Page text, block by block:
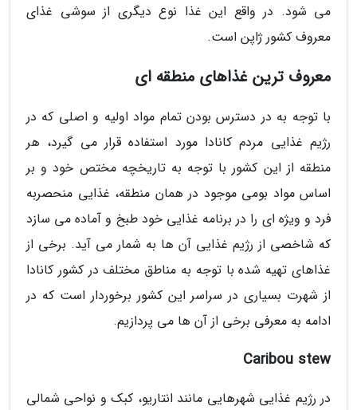
می شود. در واقع این غذا نوع دیگری از سوشی غذای
معروف کشور ژاپن است.
معروف ترین غذاهای منطقه ای
با توجه به در دسترس بودن تمام مواد اولیه و اصلی که در
رژیم غذایی مردم کانادا مورد استفاده قرار می گیرد، هر
منطقه از این کشور با توجه به تاریخچه مختص خود و بر
اساس مواد بومی موجود در همان منطقه، غذایی منحصربه
فرد و ویژه ای را در برنامه غذایی خود طبخ و آماده می سازد
که شاخصی از رژیم غذایی آن ها به شمار می آید. برخی از
غذاهای تهیه شده با توجه به مناطق مختلف در کشور کانادا
از شهرت بسیاری در سراسر این کشور برخوردار است که در
ادامه به معرفی برخی از آن ها می پردازیم.
Caribou stew
در رژیم غذایی شهرهایی مانند انتاریو، کبک و نواحی شمالی